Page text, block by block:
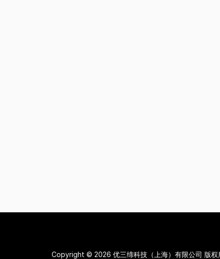
Copyright © 2026 优三缔科技（上海）有限公司 版权